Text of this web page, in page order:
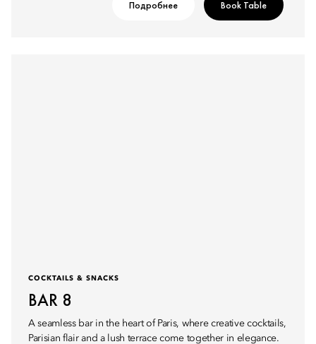
Подробнее Book Table
COCKTAILS & SNACKS
BAR 8
A seamless bar in the heart of Paris, where creative cocktails,
Parisian flair and a lush terrace come together in elegance.